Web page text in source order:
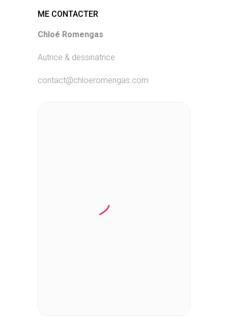
ME CONTACTER
Chloé Romengas
Autrice & dessinatrice
contact@chloeromengas.com